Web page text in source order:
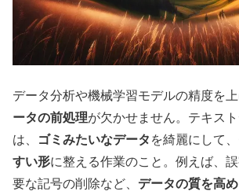
データ分析や機械学習モデルの精度を上
ータの前処理が欠かせません。テキス
は、 ゴミみたいなデータを綺麗にして、
すい形に整える作業のこと。例えば、
要な記号の削除など、 データの質を高